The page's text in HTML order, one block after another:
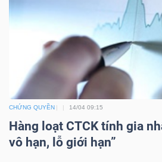
CHỨNG QUYỀN 14/04 09:15
Hàng loạt CTCK tính gia
vô hạn, lỗ giới hạn”